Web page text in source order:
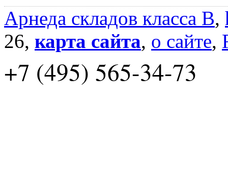
Арнеда складов класса B,
26, карта сайта, о сайте,
+7 (495) 565-34-73